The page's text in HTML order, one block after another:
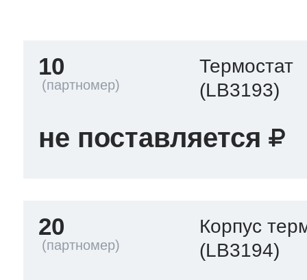
морозилок
10
Термостат
(LB3193)
не поставляется
20
Корпус
(LB3194)